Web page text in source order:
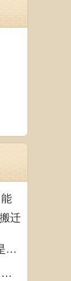
迁
2024年11月4日搬家合适吗 是乔迁大吉日吗
2024年12月13日适合搬家吗 今天搬迁好不好